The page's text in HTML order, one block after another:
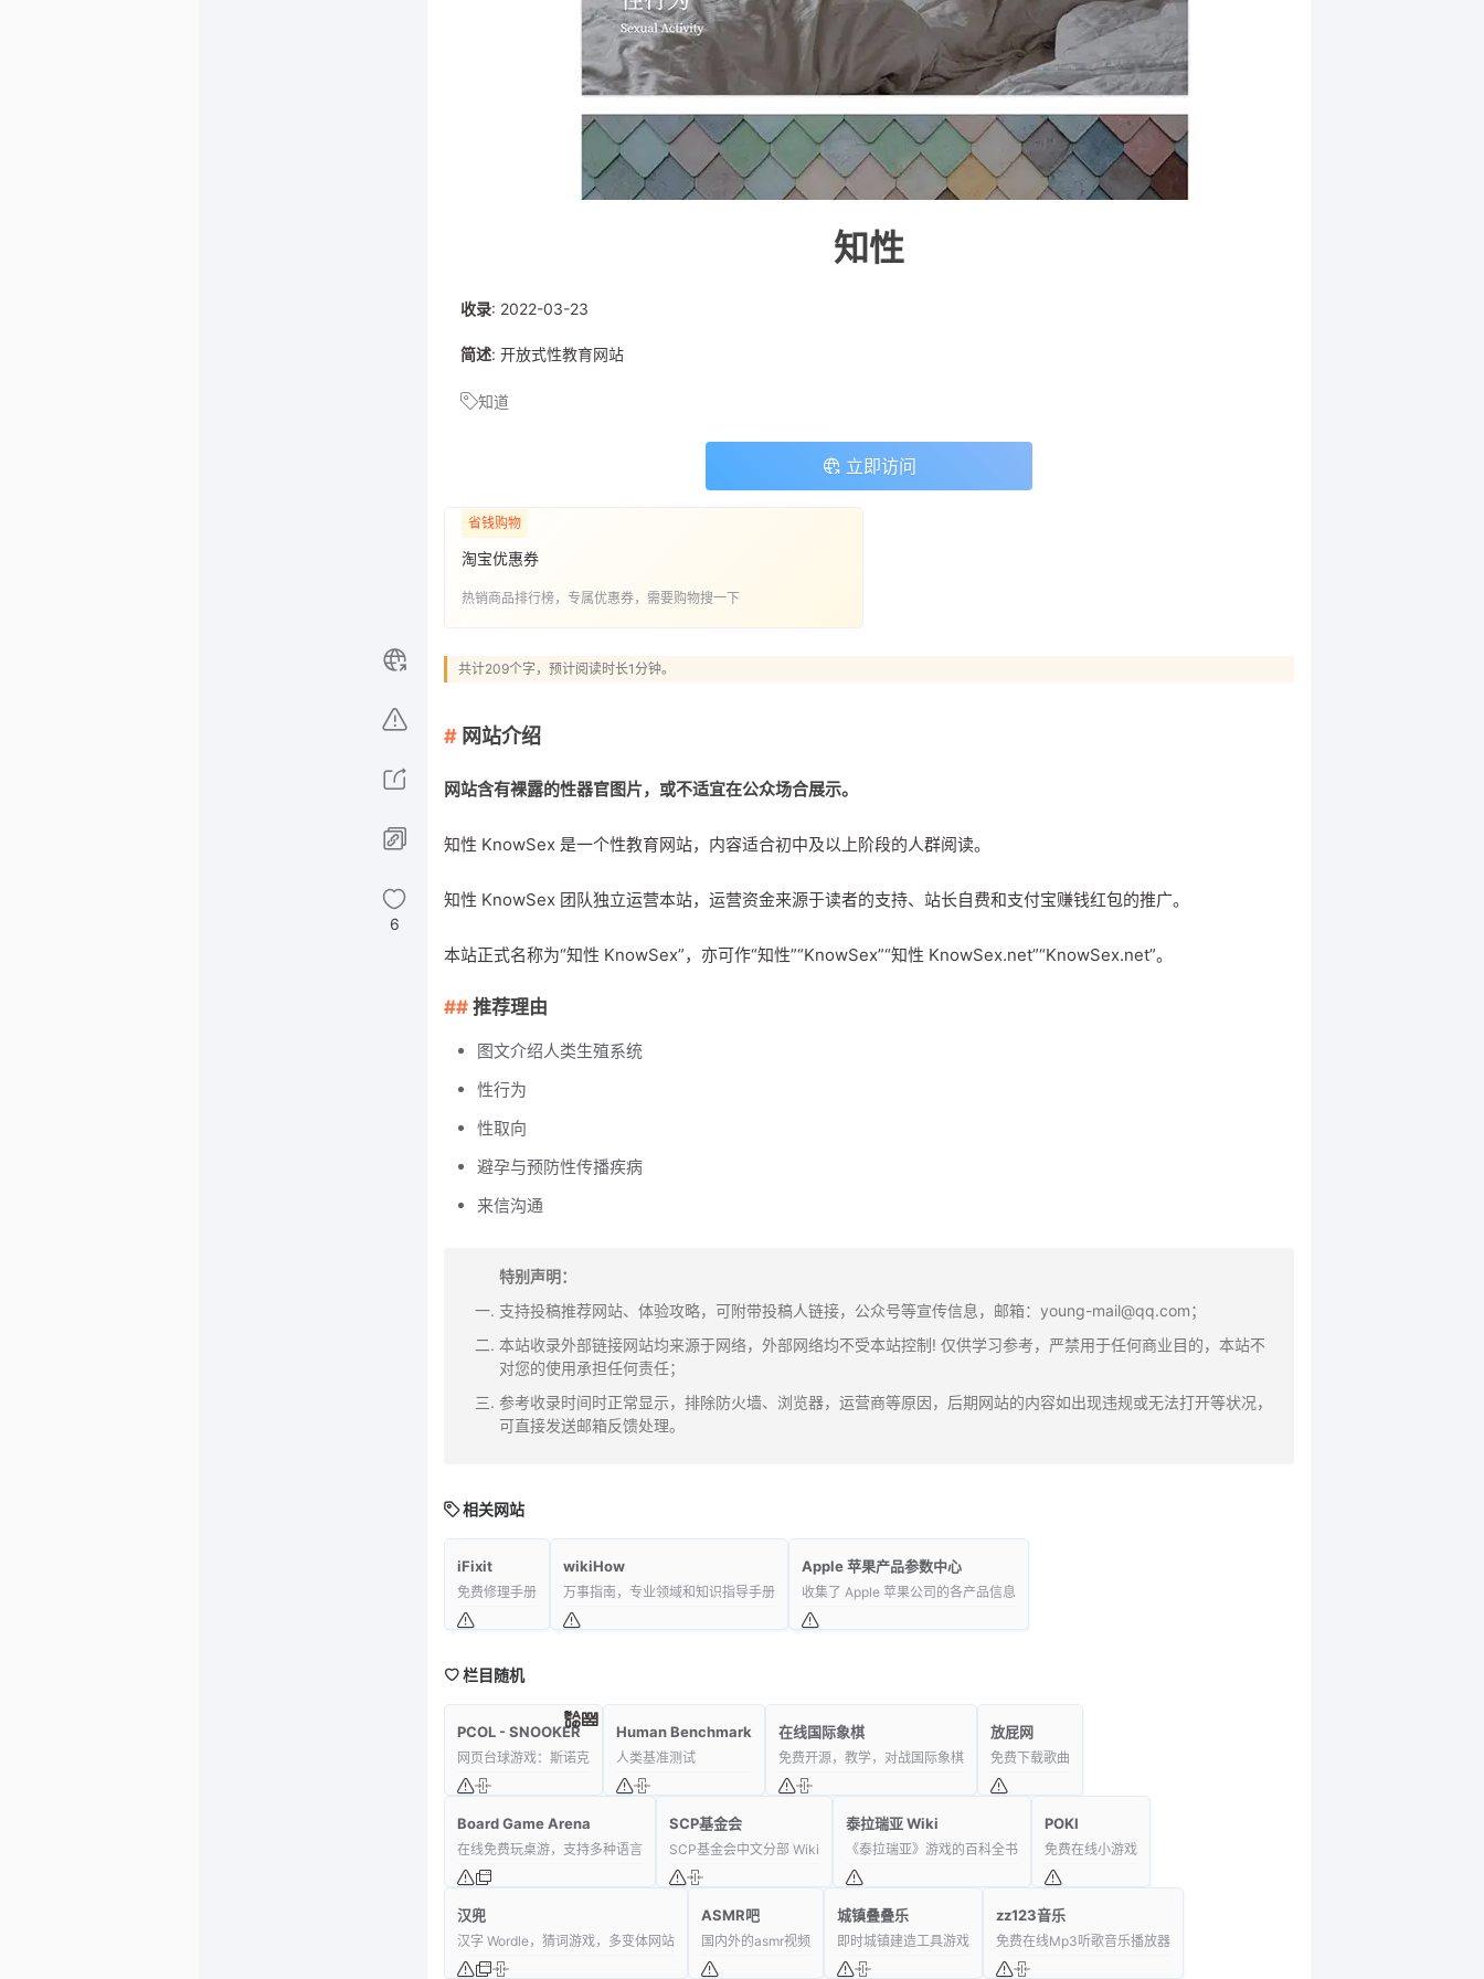
6
知性
收录: 2022-03-23
简述: 开放式性教育网站
知道
立即访问
省钱购物
淘宝优惠券
热销商品排行榜，专属优惠券，需要购物搜一下
共计209个字，预计阅读时长1分钟。
网站介绍
网站含有裸露的性器官图片，或不适宜在公众场合展示。
知性 KnowSex 是一个性教育网站，内容适合初中及以上阶段的人群阅读。
知性 KnowSex 团队独立运营本站，运营资金来源于读者的支持、站长自费和支付宝赚钱红包的推广。
本站正式名称为“知性 KnowSex”，亦可作“知性”“KnowSex”“知性 KnowSex.net”“KnowSex.net”。
推荐理由
图文介绍人类生殖系统
性行为
性取向
避孕与预防性传播疾病
来信沟通
特别声明：
支持投稿推荐网站、体验攻略，可附带投稿人链接，公众号等宣传信息，邮箱：young-mail@qq.com；
本站收录外部链接网站均来源于网络，外部网络均不受本站控制! 仅供学习参考，严禁用于任何商业目的，本站不
对您的使用承担任何责任；
参考收录时间时正常显示，排除防火墙、浏览器，运营商等原因，后期网站的内容如出现违规或无法打开等状况，
可直接发送邮箱反馈处理。
相关网站
iFixit
免费修理手册
wikiHow
万事指南，专业领域和知识指导手册
Apple 苹果产品参数中心
收集了 Apple 苹果公司的各产品信息
栏目随机
PCOL - SNOOKER
网页台球游戏：斯诺克
Human Benchmark
人类基准测试
在线国际象棋
免费开源，教学，对战国际象棋
放屁网
免费下载歌曲
Board Game Arena
在线免费玩桌游，支持多种语言
SCP基金会
SCP基金会中文分部 Wiki
泰拉瑞亚 Wiki
《泰拉瑞亚》游戏的百科全书
POKI
免费在线小游戏
汉兜
汉字 Wordle，猜词游戏，多变体网站
ASMR吧
国内外的asmr视频
城镇叠叠乐
即时城镇建造工具游戏
zz123音乐
免费在线Mp3听歌音乐播放器